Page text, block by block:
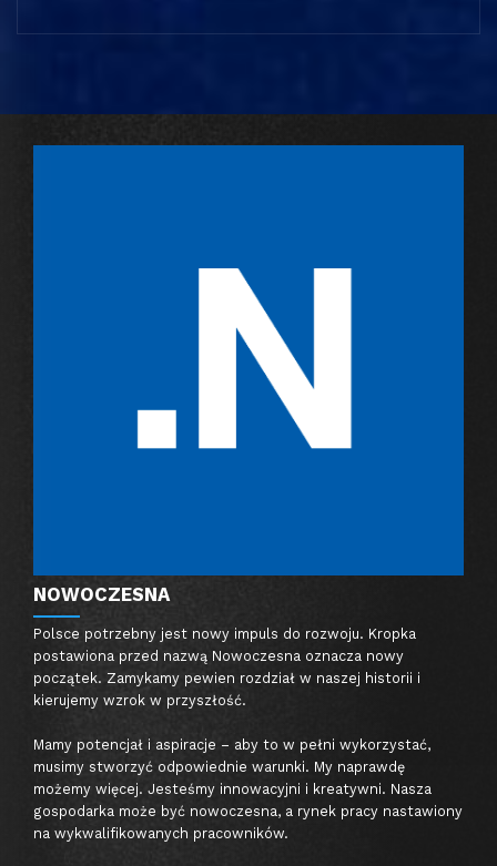
NOWOCZESNA
Polsce potrzebny jest nowy impuls do rozwoju. Kropka
postawiona przed nazwą Nowoczesna oznacza nowy
początek. Zamykamy pewien rozdział w naszej historii i
kierujemy wzrok w przyszłość.
Mamy potencjał i aspiracje – aby to w pełni wykorzystać,
musimy stworzyć odpowiednie warunki. My naprawdę
możemy więcej. Jesteśmy innowacyjni i kreatywni. Nasza
gospodarka może być nowoczesna, a rynek pracy nastawiony
na wykwalifikowanych pracowników.